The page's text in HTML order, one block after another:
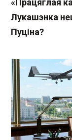
«Працяглая
Лукашэнка
Пуціна?